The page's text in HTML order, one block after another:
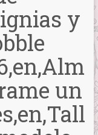
y
un